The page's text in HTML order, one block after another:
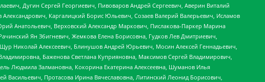
Дугин Сергей Георгиевич, Пивоваров Андрей Сергеевич, Аверин Виталий
Каргалицкий Борис Юльевич, Созаев Валерий Валерьевич, Исламов
Анатольевич, Верховский Александр Маркович, Пислакова-Паркер Марина
Ян Збигневич, Жемкова Елена Борисовна, Гудков Лев Дмитриевич,
Николай Алексеевич, Блинушов Андрей Юрьевич, Мосин Алексей Геннадьевич,
Баженова Светлана Куприяновна, Максимов Сергей Владимирович,
Людмила Залмановна, Кокорина Екатерина Алексеевна, Шуманов Илья
Протасова Ирина Вячеславовна, Литинский Леонид Борисович,